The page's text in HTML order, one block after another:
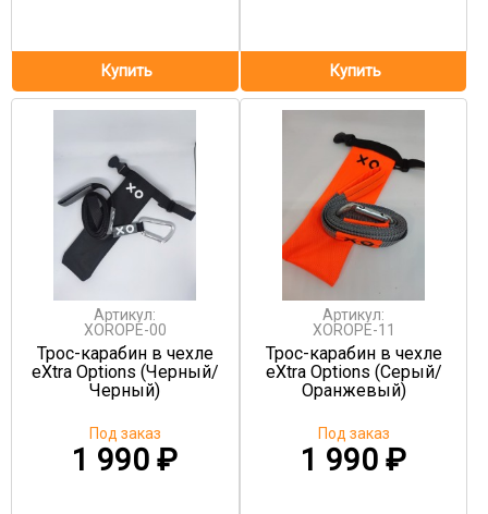
Артикул:
XOROPE-00
Трос-карабин в чехле
eXtra Options (Черный/
Черный)
1 990₽
Под заказ
Артикул:
XOROPE-11
Трос-карабин в чехле
eXtra Options (Серый/
Оранжевый)
1 990₽
Под заказ